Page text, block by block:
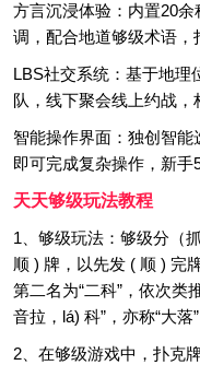
方言沉浸体验：内置20
调，配合地道够级术语，
LBS社交系统：基于地理
队，线下聚会线上约战，
智能操作界面：独创智
即可完成复杂操作，新手
天天够级玩法教程
1、够级玩法：够级分（
顺 ) 牌，以先发 ( 顺 ) 完
第二名为“二科”，依次类
音拉，lá) 科”，亦称“大落
2、在够级游戏中，扑克